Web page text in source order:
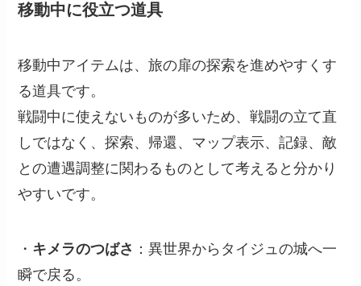
移動中に役立つ道具
移動中アイテムは、旅の扉の探索を進めやすくす
る道具です。
戦闘中に使えないものが多いため、戦闘の立て直
しではなく、探索、帰還、マップ表示、記録、敵
との遭遇調整に関わるものとして考えると分かり
やすいです。
・ キメラのつばさ ：異世界からタイジュの城へ一
瞬で戻る。